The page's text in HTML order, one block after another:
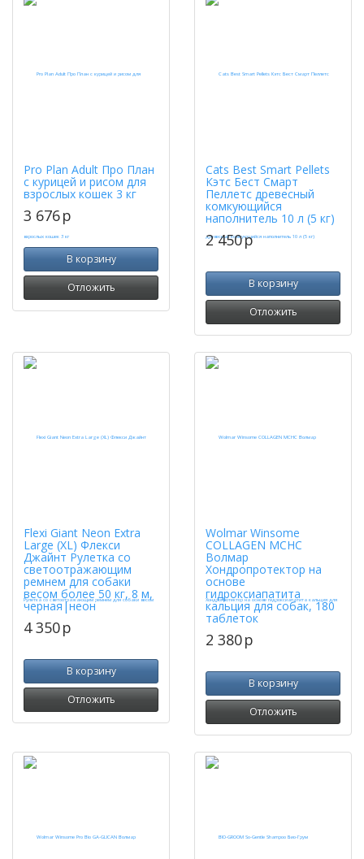
Pro Plan Adult Про План
с курицей и рисом для
взрослых кошек 3 кг
3 676p
В корзину
Отложить
Cats Best Smart Pellets
Кэтс Бест Смарт
Пеллетс древесный
комкующийся
наполнитель 10 л (5 кг)
2 450p
В корзину
Отложить
Flexi Giant Neon Extra
Large (XL) Флекси
Джайнт Рулетка со
светоотражающим
ремнем для собаки
весом более 50 кг, 8 м,
черная|неон
4 350p
В корзину
Отложить
Wolmar Winsome
COLLAGEN MCHC
Волмар
Хондропротектор на
основе
гидроксиапатита
кальция для собак, 180
таблеток
2 380p
В корзину
Отложить